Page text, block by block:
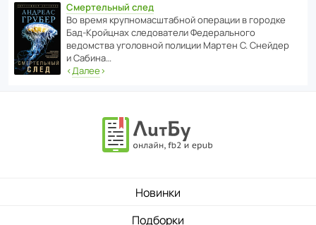
Смертельный след
Во время круп­но­мас­ш­та­бной операции в городке
Бад‑Крой­цнах следо­ва­тели Феде­раль­ного
ведомства уголо­вной полиции Мартен С. Снейдер
и Сабина…
‹Далее›
Новинки
Подборки